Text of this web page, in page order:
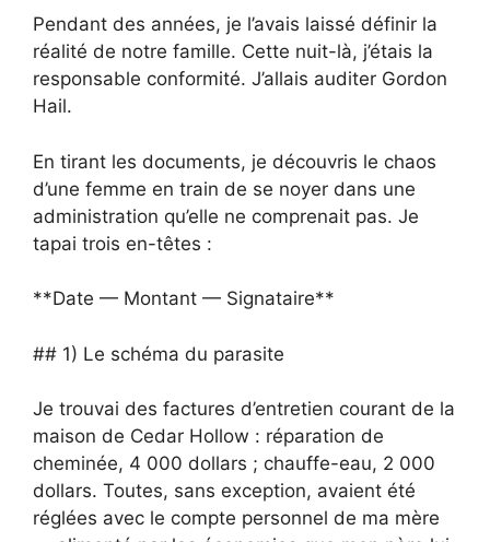
Pendant des années, je l’avais laissé définir la
réalité de notre famille. Cette nuit-là, j’étais la
responsable conformité. J’allais auditer Gordon
Hail.
En tirant les documents, je découvris le chaos
d’une femme en train de se noyer dans une
administration qu’elle ne comprenait pas. Je
tapai trois en-têtes :
**Date — Montant — Signataire**
## 1) Le schéma du parasite
Je trouvai des factures d’entretien courant de la
maison de Cedar Hollow : réparation de
cheminée, 4 000 dollars ; chauffe-eau, 2 000
dollars. Toutes, sans exception, avaient été
réglées avec le compte personnel de ma mère